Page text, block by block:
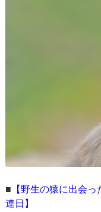
■ 【野生の猿に出会
連日】